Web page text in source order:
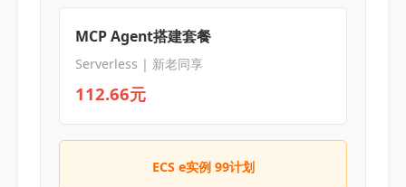
MCP Agent搭建套餐
Serverless | 新老同享
112.66元
ECS e实例 99计划